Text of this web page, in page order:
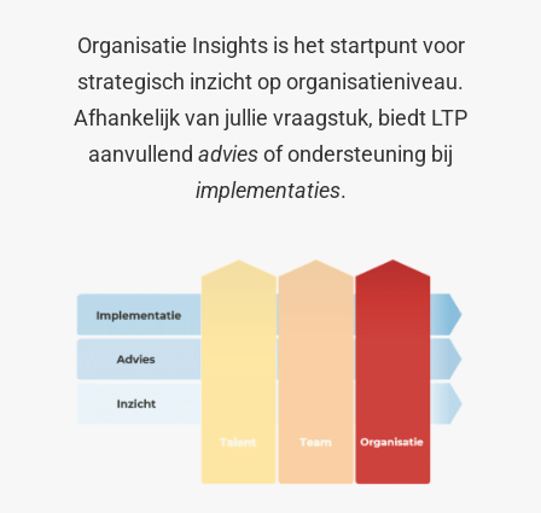
Organisatie Insights is het startpunt voor
strategisch inzicht op organisatieniveau.
Afhankelijk van jullie vraagstuk, biedt LTP
aanvullend adviesof ondersteuning bij
implementaties.